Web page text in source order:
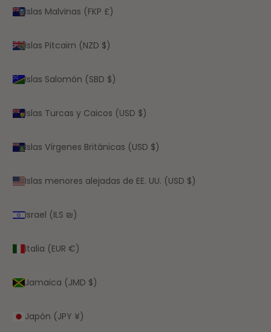
Islas Malvinas (FKP £)
Islas Pitcairn (NZD $)
Islas Salomón (SBD $)
Islas Turcas y Caicos (USD $)
Islas Vírgenes Británicas (USD $)
Islas menores alejadas de EE. UU. (USD $)
Israel (ILS ₪)
Italia (EUR €)
Jamaica (JMD $)
Japón (JPY ¥)